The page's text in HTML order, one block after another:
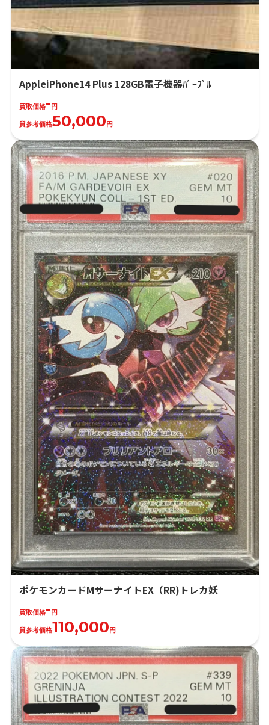
AppleiPhone14 Plus 128GB電子機器ﾊﾟｰﾌﾟﾙ
買取価格-円
質参考価格50,000円
ポケモンカードMサーナイトEX（RR)トレカ妖
買取価格- 円
質参考価格110,000 円